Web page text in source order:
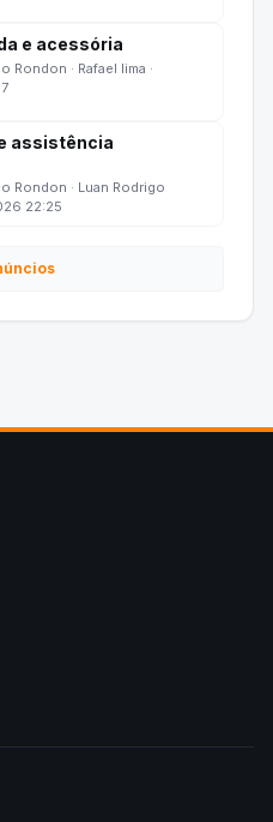
e acessória
Rondon · Rafael lima ·
assistência
Rondon · Luan Rodrigo
22:25